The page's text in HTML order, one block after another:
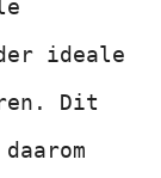
ideale
Dit